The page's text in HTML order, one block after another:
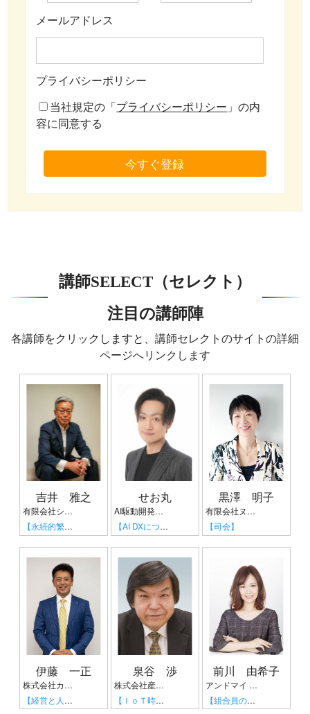
メールアドレス
プライバシーポリシー
当社規定の「プライバシーポリシー 」の内
容に同意する
今すぐ登録
講師SELECT（セレクト）
注目の講師陣
各講師をクリックしますと、講師セレクトのサイトの詳細
ページへリンクします
吉井 雅之
有限会社シンプルタスク 代表取締役 習慣形成コンサルタント
【永続的繁栄の組織づくり】
せお丸
AI駆動開発協会 代表理事 サイバーフリークス株式会社 代表取締役
【AI DXについて】
黒澤 明子
有限会社ヌーボヌール代表取締役
【司会】
伊藤 一正
株式会社カーベル代表取締役社長 プロレスラーカーベル伊藤
【経営と人生がHappyになる3つのキーワード】
泉谷 渉
株式会社産業タイムズ社 代表取締役会長 半導体産業新聞 特別編集委員
【ＩｏＴ時代にニッポンの製造業が一気に抜け出す！！ ～世界トップシェアのセンサーとロボットで戦え！】
前川 由希子
アンドマイ 代表 組織活性化コンサルタント
【組合員の心をぐっと掴むコミュニケーション術～組合員が「あなたが言うなら」と動き出す３ステップ～】